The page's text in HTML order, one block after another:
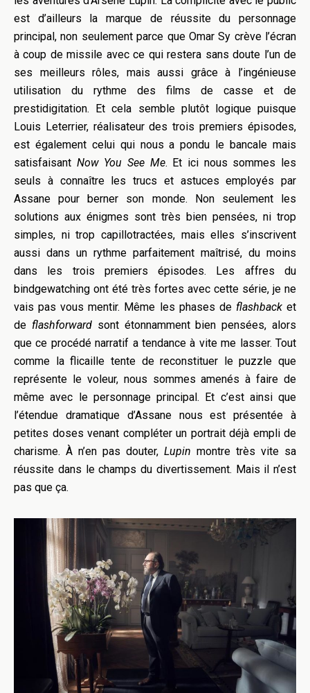
est d’ailleurs la marque de réussite du personnage
principal, non seulement parce que Omar Sy crève l’écran
à coup de missile avec ce qui restera sans doute l’un de
ses meilleurs rôles, mais aussi grâce à l’ingénieuse
utilisation du rythme des films de casse et de
prestidigitation. Et cela semble plutôt logique puisque
Louis Leterrier, réalisateur des trois premiers épisodes,
est également celui qui nous a pondu le bancale mais
satisfaisant Now You See Me. Et ici nous sommes les
seuls à connaître les trucs et astuces employés par
Assane pour berner son monde. Non seulement les
solutions aux énigmes sont très bien pensées, ni trop
simples, ni trop capillotractées, mais elles s’inscrivent
aussi dans un rythme parfaitement maîtrisé, du moins
dans les trois premiers épisodes. Les affres du
bindgewatching ont été très fortes avec cette série, je ne
vais pas vous mentir. Même les phases de flashbacket
de flashforward sont étonnamment bien pensées, alors
que ce procédé narratif a tendance à vite me lasser. Tout
comme la flicaille tente de reconstituer le puzzle que
représente le voleur, nous sommes amenés à faire de
même avec le personnage principal. Et c’est ainsi que
l’étendue dramatique d’Assane nous est présentée à
petites doses venant compléter un portrait déjà empli de
charisme. À n’en pas douter, Lupin montre très vite sa
réussite dans le champs du divertissement. Mais il n’est
pas que ça.